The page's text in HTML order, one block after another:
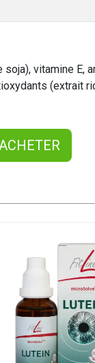
vitamine E,
(extrait